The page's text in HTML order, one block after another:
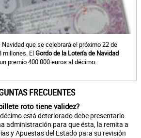
que se celebrará el próximo 22 de
millones. ElGordo de la Lotería de Navidad
premio 400.000 euros al décimo.
FRECUENTES
roto tiene validez?
está deteriorado debe presentarlo
administración para que ésta, la remita a
y Apuestas del Estado para su revisión